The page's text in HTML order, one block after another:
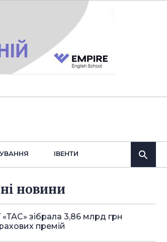
IВЕНТИ
новини
«ТАС» зібрала 3,86 млрд грн
премій